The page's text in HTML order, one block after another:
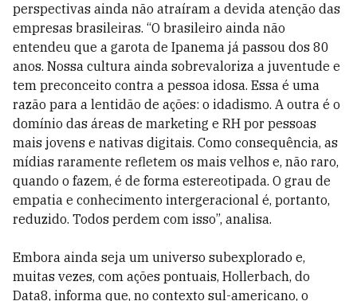
perspectivas ainda não atraíram a devida atenção das
empresas brasileiras. “O brasileiro ainda não
entendeu que a garota de Ipanema já passou dos 80
anos. Nossa cultura ainda sobrevaloriza a juventude e
tem preconceito contra a pessoa idosa. Essa é uma
razão para a lentidão de ações: o idadismo. A outra é o
domínio das áreas de marketing e RH por pessoas
mais jovens e nativas digitais. Como consequência, as
mídias raramente refletem os mais velhos e, não raro,
quando o fazem, é de forma estereotipada. O grau de
empatia e conhecimento intergeracional é, portanto,
reduzido. Todos perdem com isso”, analisa.
Embora ainda seja um universo subexplorado e,
muitas vezes, com ações pontuais, Hollerbach, do
Data8, informa que, no contexto sul-americano, o